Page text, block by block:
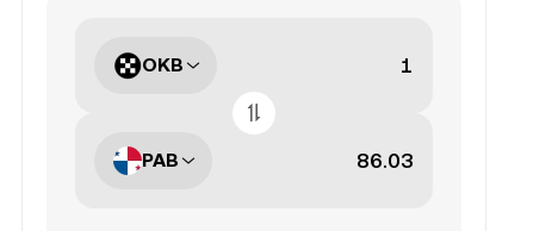
OKB
PAB